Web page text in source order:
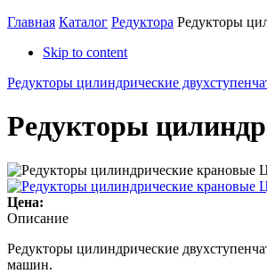
Главная Каталог Редуктора Редукторы
Skip to content
Редукторы цилиндрические
Редукторы
Цена:
Описание
Редукторы цилиндрические
машин.